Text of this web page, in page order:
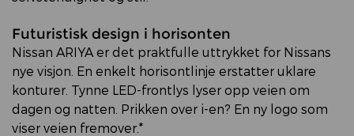
Futuristisk design i horisonten
Nissan ARIYA er det praktfulle uttrykket for Nissans
nye visjon. En enkelt horisontlinje erstatter uklare
konturer. Tynne LED-frontlys lyser opp veien om
dagen og natten. Prikken over i-en? En ny logo som
viser veien fremover.*